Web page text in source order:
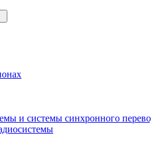
и системы синхронного